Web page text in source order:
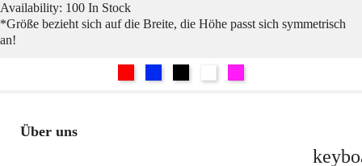
Availability: 100 In Stock
*Größe bezieht sich auf die Breite, die Höhe passt sich symmetrisch
an!
Über uns